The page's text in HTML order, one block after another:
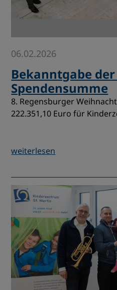
06.02.2026
Bekanntgabe
Spendensumme
8. Regensburger
222.351,10 Euro für
weiterlesen